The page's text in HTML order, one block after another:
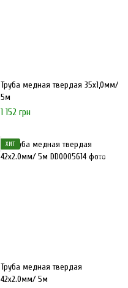
Труба медная твердая 35х1,0мм/
5м
1 152 грн
ХИТ
Труба медная твердая
42х2.0мм/ 5м